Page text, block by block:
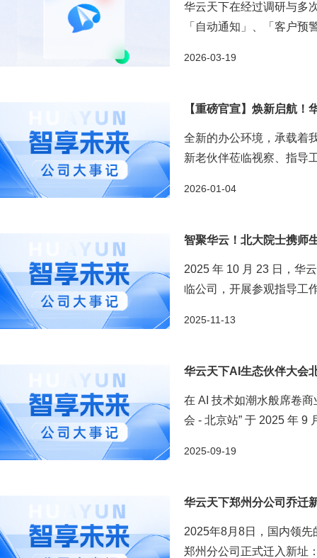
华云天下在经过调研与多
「自动通知」、「客户
2026-03-19
【重磅官宣】焕新启航
全新的办公环境，承载着
新老伙伴莅临视察、指导
2026-01-04
智聚华云！北大院士携师
2025 年 10 月 23 日，华
临公司，开展参观指导工
2025-11-13
华云天下AI生态伙伴大会
在 AI 技术如潮水般席卷
会 - 北京站” 于 2025 年 9
2025-09-19
华云天下郑州分公司乔迁
2025年8月8日，国内领
郑州分公司正式迁入新址